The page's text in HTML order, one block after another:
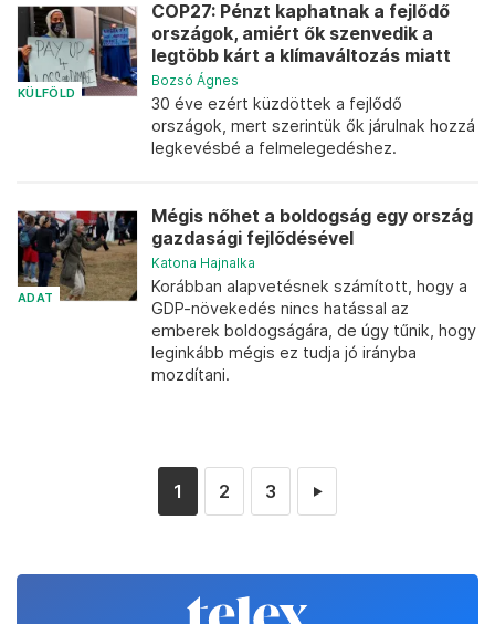
KÜLFÖLD
COP27: Pénzt kaphatnak a fejlődő
országok, amiért ők szenvedik a
legtöbb kárt a klímaváltozás miatt
Bozsó Ágnes
30 éve ezért küzdöttek a fejlődő
országok, mert szerintük ők járulnak hozzá
legkevésbé a felmelegedéshez.
ADAT
Mégis nőhet a boldogság egy ország
gazdasági fejlődésével
Katona Hajnalka
Korábban alapvetésnek számított, hogy a
GDP-növekedés nincs hatással az
emberek boldogságára, de úgy tűnik, hogy
leginkább mégis ez tudja jó irányba
mozdítani.
1 2 3 ►